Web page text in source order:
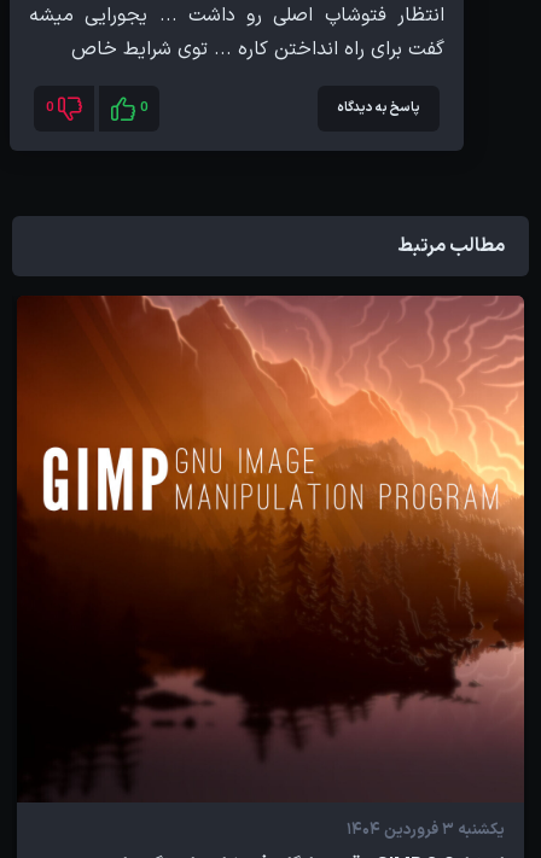
انتظار فتوشاپ اصلی رو داشت ... یجورایی میشه
گفت برای راه انداختن کاره ... توی شرایط خاص
پاسخ به دیدگاه 0
0
مطالب مرتبط
یکشنبه 3 فروردین 1404